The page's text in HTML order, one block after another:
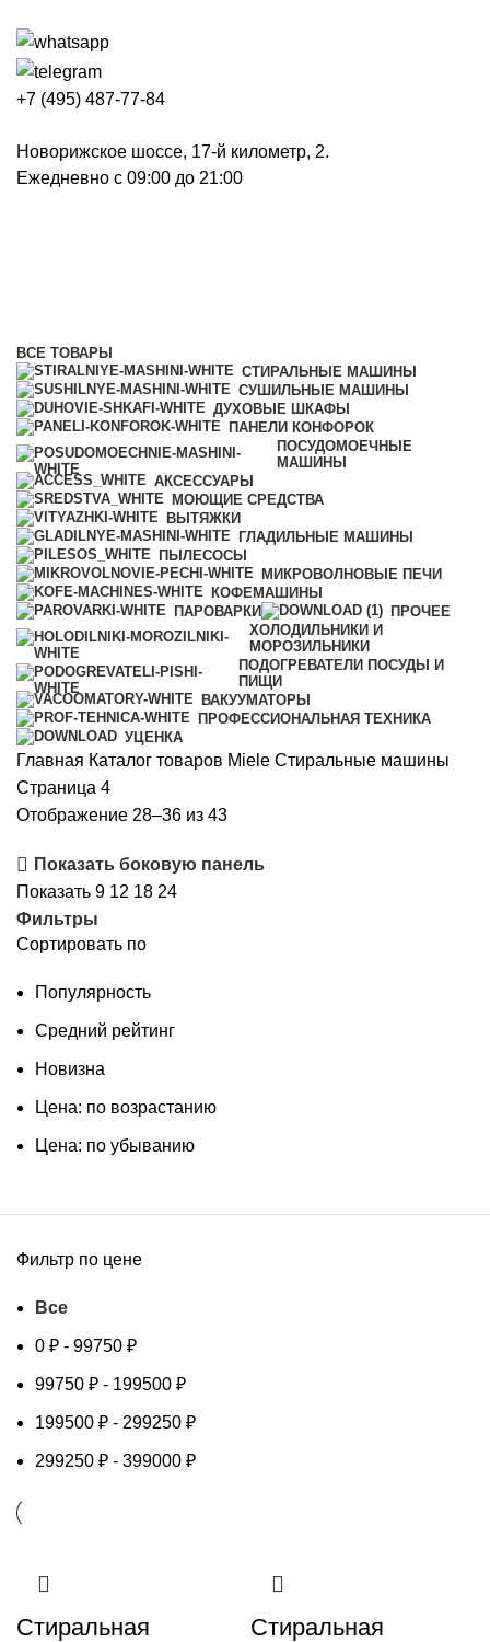
+7 (495) 487-77-84
Новорижское шоссе, 17-й километр, 2.
Ежедневно с 09:00 до 21:00
ВСЕ ТОВАРЫ
СТИРАЛЬНЫЕ МАШИНЫ
СУШИЛЬНЫЕ МАШИНЫ
ДУХОВЫЕ ШКАФЫ
ПАНЕЛИ КОНФОРОК
ПОСУДОМОЕЧНЫЕ
МАШИНЫ
АКСЕССУАРЫ
МОЮЩИЕ СРЕДСТВА
ВЫТЯЖКИ
ГЛАДИЛЬНЫЕ МАШИНЫ
ПЫЛЕСОСЫ
МИКРОВОЛНОВЫЕ ПЕЧИ
КОФЕМАШИНЫ
ПАРОВАРКИ
ПРОЧЕЕ
ХОЛОДИЛЬНИКИ И
МОРОЗИЛЬНИКИ
ПОДОГРЕВАТЕЛИ ПОСУДЫ И
ПИЩИ
ВАКУУМАТОРЫ
ПРОФЕССИОНАЛЬНАЯ ТЕХНИКА
УЦЕНКА
Главная Каталог товаров Miele Стиральные машины
Страница 4
Отображение 28–36 из 43Сортировка:
рейтингу
Показать боковую панель
Показать 9 12 18 24
Фильтры
Сортировать по
Популярность
Средний рейтинг
Новизна
Цена: по возрастанию
Цена: по убыванию
Фильтр по цене
Все
0 ₽ - 99750 ₽
99750 ₽ - 199500 ₽
199500 ₽ - 299250 ₽
299250 ₽ - 399000 ₽
Стиральная
Стиральная